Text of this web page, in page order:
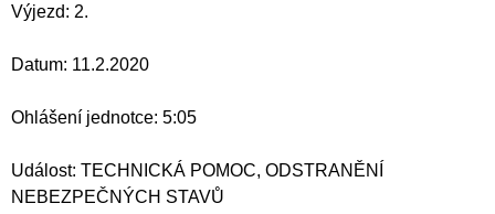
Výjezd: 2.
Datum: 11.2.2020
Ohlášení jednotce: 5:05
Událost: TECHNICKÁ POMOC, ODSTRANĚNÍ
NEBEZPEČNÝCH STAVŮ